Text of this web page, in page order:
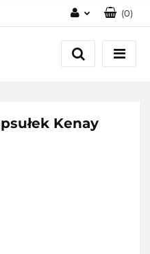
Zaloguj się
Zarejestruj się
(0)
Kenay